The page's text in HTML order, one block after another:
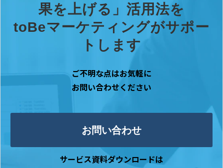
果を上げる」活用法を
toBeマーケティングがサポー
トします
ご不明な点はお気軽に
お問い合わせください
お問い合わせ
サービス資料ダウンロードは